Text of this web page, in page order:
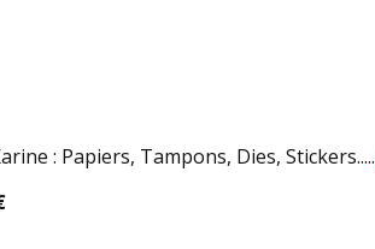
: Papiers, Tampons, Dies, Stickers.....